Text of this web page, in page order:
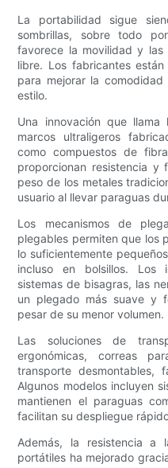
La portabilidad sigue
sombrillas, sobre todo
favorece la movilidad y las
libre. Los fabricantes
para mejorar la
estilo.
Una innovación que
marcos ultraligeros
como compuestos de
proporcionan resistencia y
peso de los metales
usuario al llevar paraguas
Los mecanismos de
plegables permiten que los
lo suficientemente
incluso en bolsillos. Los
sistemas de bisagras, las
un plegado más suave y
pesar de su menor volumen.
Las soluciones de
ergonómicas, correas
transporte desmontables,
Algunos modelos incluyen
mantienen el paraguas
facilitan su despliegue
Además, la resistencia a
portátiles ha mejorado